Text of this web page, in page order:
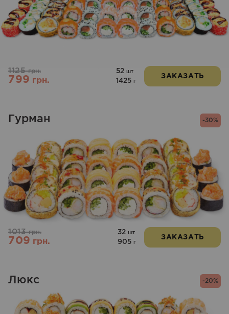
1125грн.
799грн.
52 шт
1425 г
ЗАКАЗАТЬ
-30%
Гурман
1013грн.
709грн.
32 шт
905 г
ЗАКАЗАТЬ
-20%
Люкс